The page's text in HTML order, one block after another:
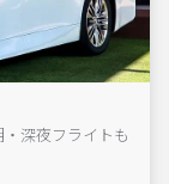
深夜フライトも